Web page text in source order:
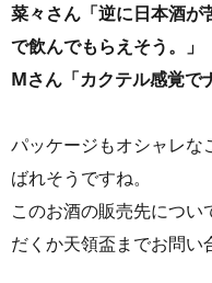
菜々さん「逆に日本酒が
で飲んでもらえそう。」
Mさん「カクテル感覚で
パッケージもオシャレな
ばれそうですね。
このお酒の販売先につ
だくか天領盃までお問い